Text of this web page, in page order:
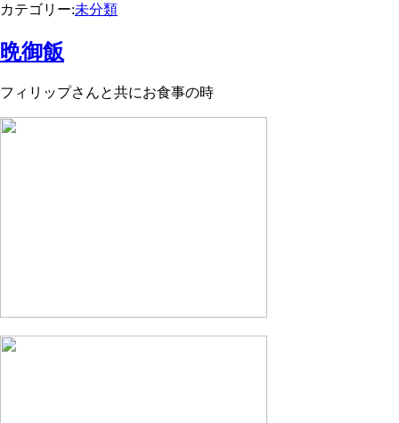
カテゴリー:未分類
晩御飯
フィリップさんと共にお食事の時